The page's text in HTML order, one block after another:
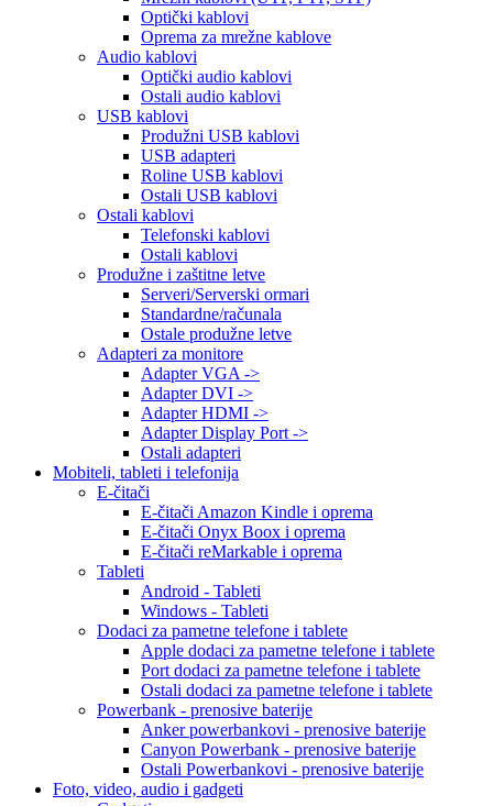
Optički kablovi
Oprema za mrežne kablove
Audio kablovi
Optički audio kablovi
Ostali audio kablovi
USB kablovi
Produžni USB kablovi
USB adapteri
Roline USB kablovi
Ostali USB kablovi
Ostali kablovi
Telefonski kablovi
Ostali kablovi
Produžne i zaštitne letve
Serveri/Serverski ormari
Standardne/računala
Ostale produžne letve
Adapteri za monitore
Adapter VGA ->
Adapter DVI ->
Adapter HDMI ->
Adapter Display Port ->
Ostali adapteri
Mobiteli, tableti i telefonija
E-čitači
E-čitači Amazon Kindle i oprema
E-čitači Onyx Boox i oprema
E-čitači reMarkable i oprema
Tableti
Android - Tableti
Windows - Tableti
Dodaci za pametne telefone i tablete
Apple dodaci za pametne telefone i tablete
Port dodaci za pametne telefone i tablete
Ostali dodaci za pametne telefone i tablete
Powerbank - prenosive baterije
Anker powerbankovi - prenosive baterije
Canyon Powerbank - prenosive baterije
Ostali Powerbankovi - prenosive baterije
Foto, video, audio i gadgeti